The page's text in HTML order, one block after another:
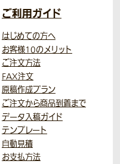
ご利用ガイド
はじめての方へ
お客様10のメリット
ご注文方法
FAX注文
原稿作成プラン
ご注文から商品到着まで
データ入稿ガイド
テンプレート
自動見積
お支払方法